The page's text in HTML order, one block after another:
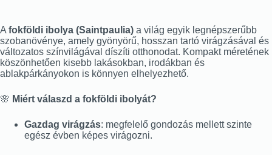
A fokföldi ibolya (Saintpaulia) a világ egyik legnépszerűbb
szobanövénye, amely gyönyörű, hosszan tartó virágzásával és
változatos színvilágával díszíti otthonodat. Kompakt méretének
köszönhetően kisebb lakásokban, irodákban és
ablakpárkányokon is könnyen elhelyezhető.
🌸 Miért válaszd a fokföldi ibolyát?
Gazdag virágzás: megfelelő gondozás mellett szinte
egész évben képes virágozni.